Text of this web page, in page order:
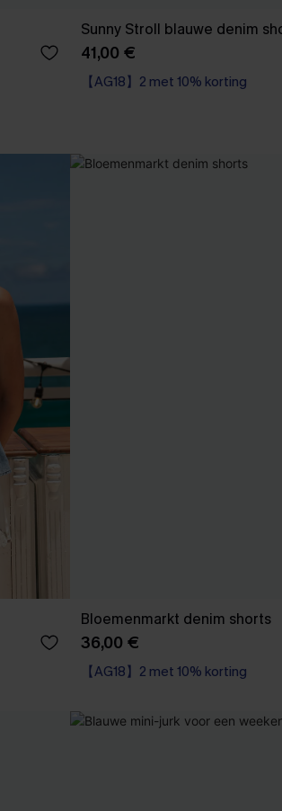
Sunny Stroll blauwe denim
41,00 €
【AG18】2 met 10% korting
Bloemenmarkt denim shorts
36,00 €
【AG18】2 met 10% korting